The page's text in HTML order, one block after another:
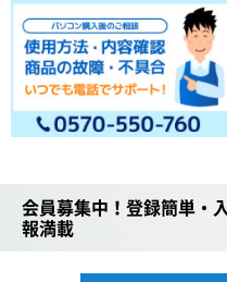
会員募集中！登録簡単・
報満載